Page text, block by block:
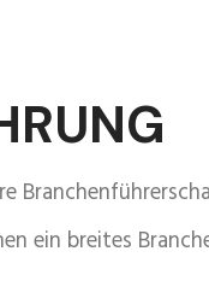
ein breites